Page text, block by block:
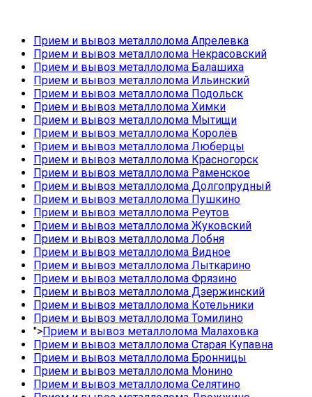
Прием и вывоз металлолома Апрелевка
Прием и вывоз металлолома Некрасовский
Прием и вывоз металлолома Балашиха
Прием и вывоз металлолома Ильинский
Прием и вывоз металлолома Подольск
Прием и вывоз металлолома Химки
Прием и вывоз металлолома Мытищи
Прием и вывоз металлолома Королёв
Прием и вывоз металлолома Люберцы
Прием и вывоз металлолома Красногорск
Прием и вывоз металлолома Раменское
Прием и вывоз металлолома Долгопрудный
Прием и вывоз металлолома Пушкино
Прием и вывоз металлолома Реутов
Прием и вывоз металлолома Жуковский
Прием и вывоз металлолома Лобня
Прием и вывоз металлолома Видное
Прием и вывоз металлолома Лыткарино
Прием и вывоз металлолома Фрязино
Прием и вывоз металлолома Дзержинский
Прием и вывоз металлолома Котельники
Прием и вывоз металлолома Томилино
">Прием и вывоз металлолома Малаховка
Прием и вывоз металлолома Старая Купавна
Прием и вывоз металлолома Бронницы
Прием и вывоз металлолома Монино
Прием и вывоз металлолома Селятино